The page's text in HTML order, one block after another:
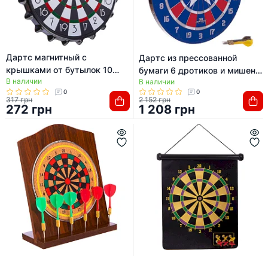
Дартс магнитный с
крышками от бутылок 10
крышек и мишень SP-SPORT
A003P 23см
В наличии
0
317 грн
272 грн
Дартс из прессованной
бумаги 6 дротиков и мишень
JOEREX MARVEL CAPTN
AMERICAN JMBB19027-T
46см
В наличии
0
2 152 грн
1 208 грн